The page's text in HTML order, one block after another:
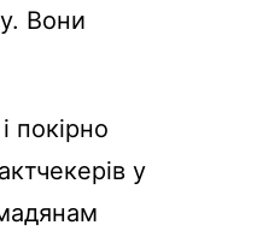
Вони
покірно
у